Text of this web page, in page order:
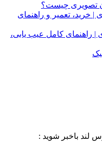
تصویری چیست؟
| خرید، تعمیر و راهنمای
راهنمای کامل عیب یابی،
لند باخبر شوید :